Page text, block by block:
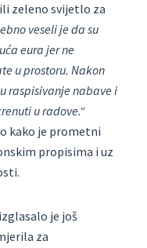
zeleno svijetlo za
veseli je da su
eura jer ne
u prostoru. Nakon
raspisivanje nabave i
u radove.“
kako je prometni
propisima i uz
je još
za